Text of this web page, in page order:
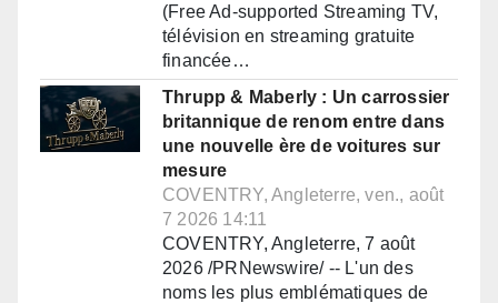
(Free Ad-supported Streaming TV,
télévision en streaming gratuite
financée…
Thrupp & Maberly : Un carrossier
britannique de renom entre dans
une nouvelle ère de voitures sur
mesure
COVENTRY, Angleterre, ven., août
7 2026 14:11
COVENTRY, Angleterre, 7 août
2026 /PRNewswire/ -- L'un des
noms les plus emblématiques de